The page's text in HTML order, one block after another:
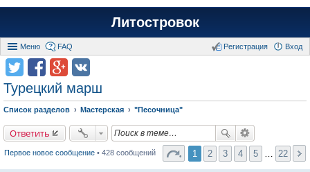
Литостровок
Меню FAQ Вход
Регистрация
Турецкий марш
Список разделов Мастерская "Песочница"
Ответить
Первое новое сообщение • 428 сообщений 1 2 3 4 5 22